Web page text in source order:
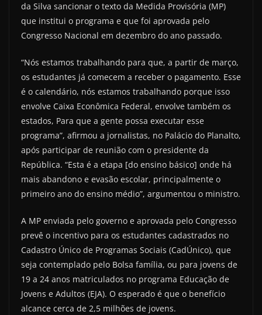
da Silva sancionar o texto da Medida Provisória (MP)
que institui o programa e que foi aprovada pelo
Congresso Nacional em dezembro do ano passado.
“Nós estamos trabalhando para que, a partir de março,
os estudantes já comecem a receber o pagamento. Esse
é o calendário, nós estamos trabalhando porque isso
envolve Caixa Econômica Federal, envolve também os
estados, Para que a gente possa executar esse
programa”, afirmou a jornalistas, no Palácio do Planalto,
após participar de reunião com o presidente da
República. “Esta é a etapa [do ensino básico] onde há
mais abandono e evasão escolar, principalmente o
primeiro ano do ensino médio”, argumentou o ministro.
A MP enviada pelo governo e aprovada pelo Congresso
prevê o incentivo para os estudantes cadastrados no
Cadastro Único de Programas Sociais (CadÚnico), que
seja contemplado pelo Bolsa família, ou para jovens de
19 a 24 anos matriculados no programa Educação de
Jovens e Adultos (EJA). O esperado é que o benefício
alcance cerca de 2,5 milhões de jovens.